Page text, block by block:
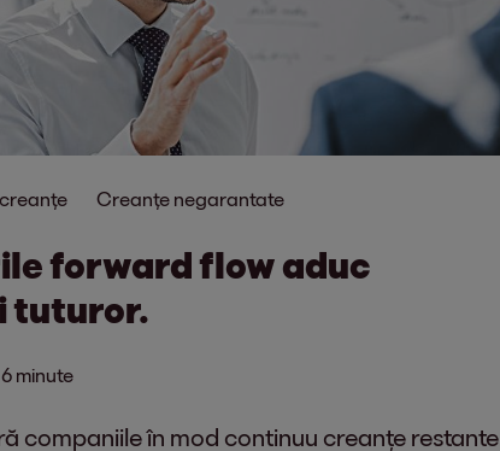
Creanțe negarantate
forward flow aduc
tuturor.
6 minute
companiile în mod continuu creanțe restante